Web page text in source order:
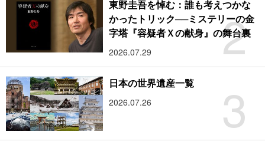
2
東野圭吾を悼む：誰も考えつかな
かったトリック──ミステリーの金
字塔『容疑者Ｘの献身』の舞台裏
2026.07.29
3
日本の世界遺産一覧
2026.07.26